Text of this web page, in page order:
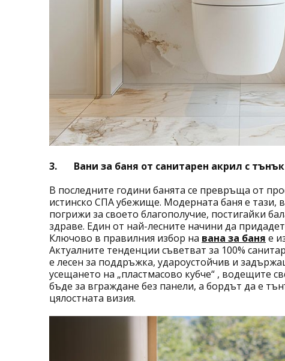
3.
Вани за баня от санитарен акрил с
В последните години банята се превръща от
истинско СПА убежище. Модерната баня е тази,
погрижи за своето благополучие, постигайки
здраве. Един от най-лесните начини да
Ключово в правилния избор на вана за баня е
Актуалните тенденции съветват за 100%
е лесен за поддръжка, удароустойчив и
усещането на „пластмасово кубче“ , водещите
бъде за вграждане без панели, а бордът да е
цялостната визия.